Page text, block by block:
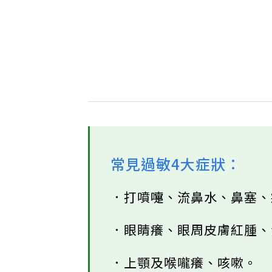
常見過敏4大症狀：
．打噴嚏、流鼻水、鼻塞、
．眼睛癢、眼周皮膚紅腫、